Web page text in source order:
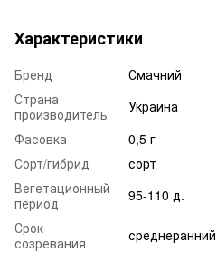
Характеристики
Бренд
Смачний
Страна
производитель
Украина
Фасовка
0,5 г
Сорт/гибрид
сорт
Вегетационный
период
95-110 д.
Срок
созревания
среднеранний